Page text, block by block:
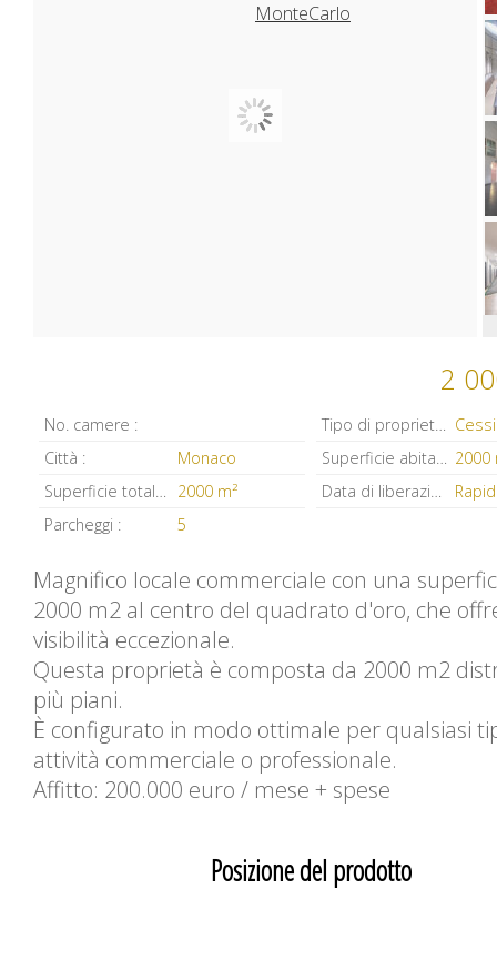
2
No. camere :
Tipo di proprietà :
Città :
Monaco Superficie abitabile : 2000
Superficie totale :
2000 m² Data di liberazione :
Parcheggi :
5
Magnifico locale commerciale con una
2000 m2 al centro del quadrato d'oro, che
visibilità eccezionale.
Questa proprietà è composta da 2000 m2
più piani.
È configurato in modo ottimale per qualsiasi
attività commerciale o professionale.
Affitto: 200.000 euro / mese + spese
Posizione del prodotto